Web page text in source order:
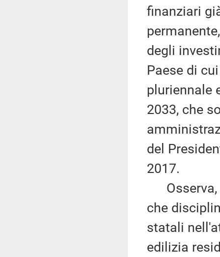
finanziari
degli
Paese di
pluriennale
2033, che
del
2017.
Osserva,
che
statali
edilizia